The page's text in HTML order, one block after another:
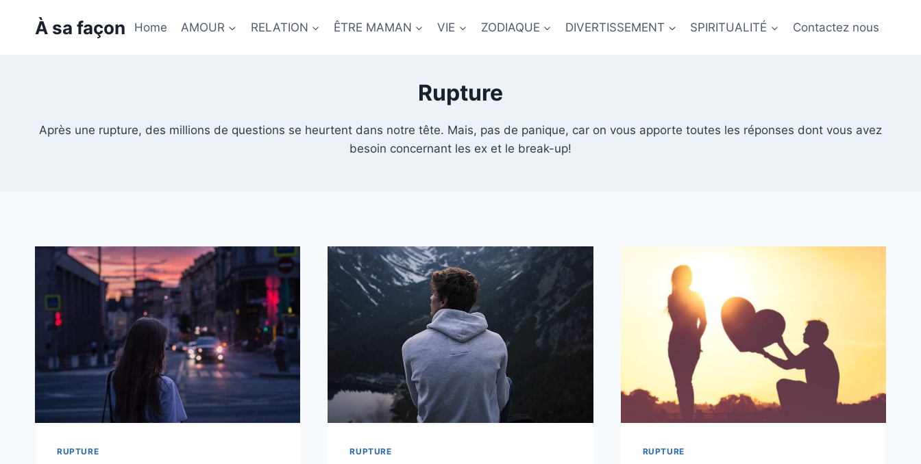
À sa façon Home AMOUR RELATION ÊTRE MAMAN VIE ZODIAQUE DIVERTISSEMENT SPIRITUALITÉ Contactez nous
Rupture
Après une rupture, des millions de questions se heurtent dans notre tête. Mais, pas de panique, car on vous apporte toutes les réponses dont vous avez
besoin concernant les ex et le break-up!
RUPTURE RUPTURE RUPTURE